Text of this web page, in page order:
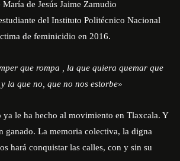
María de Jesús Jaime Zamudio
del Instituto Politécnico Nacional
de feminicidio en 2016.
que rompa , la que quiera quemar que
la que no, que no nos estorbe»
ya le ha hecho al movimiento en Tlaxcala. Y
ganado. La memoria colectiva, la digna
hará conquistar las calles, con y sin su